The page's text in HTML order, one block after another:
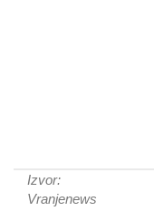
Izvor:
Vranjenews